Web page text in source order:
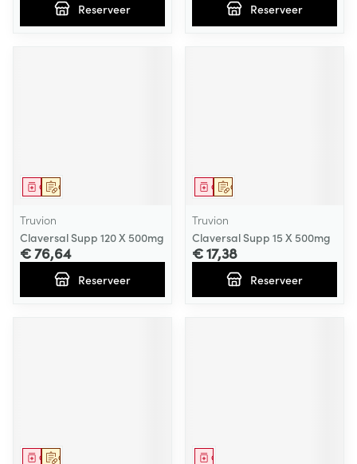
Reserveer Reserveer
Op voorschrift
Geneesmiddel
Truvion
Claversal Supp 120 X 500mg
€ 76,64
Reserveer
Op voorschrift
Geneesmiddel
Truvion
Claversal Supp 15 X 500mg
€ 17,38
Reserveer
Op voorschrift
Geneesmiddel Geneesmiddel